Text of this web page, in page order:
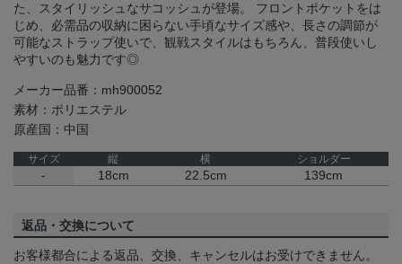
た、スタイリッシュなサコッシュが登場。 フロントポケットをは
じめ、必需品の収納に困らない手頃なサイズ感や、長さの調節が
可能なストラップ使いで、観戦スタイルはもちろん、普段使いし
やすいのも魅力です◎
メーカー品番：mh900052
素材：ポリエステル
原産国：中国
サイズ 縦 横 ショルダー
- 18cm 22.5cm 139cm
返品・交換について
お客様都合による返品、交換、キャンセルはお受けできません。